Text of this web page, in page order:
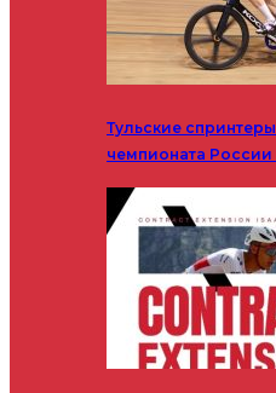
Тульские
чемпионата